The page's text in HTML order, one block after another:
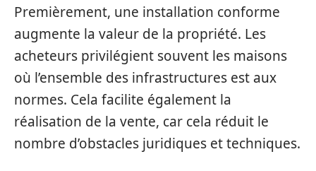
Premièrement, une installation conforme
augmente la valeur de la propriété. Les
acheteurs privilégient souvent les maisons
où l’ensemble des infrastructures est aux
normes. Cela facilite également la
réalisation de la vente, car cela réduit le
nombre d’obstacles juridiques et techniques.